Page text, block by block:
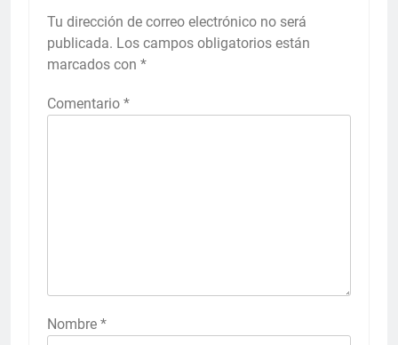
Tu dirección de correo electrónico no será
publicada. Los campos obligatorios están
marcados con *
Comentario *
Nombre *